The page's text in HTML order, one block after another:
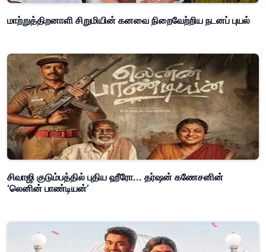
மாற்றுத்திறனாளி சிறுமியின் கனவை நிறைவேற்றிய நடனப் புயல்
சிவாஜி குடும்பத்தில் புதிய ஹீரோ... தர்ஷன் கணேசனின்
‘லெனின் பாண்டியன்’